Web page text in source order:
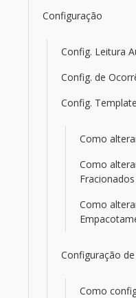
Configuração
Config. Leitura
Config. de
Config.
Como
Como
Fracionados
Como
Configuração
Como